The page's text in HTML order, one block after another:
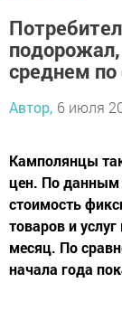
среднем по
Автор, 6 июля
Камполянцы
цен. По данным
стоимость
товаров и
месяц. По
начала года